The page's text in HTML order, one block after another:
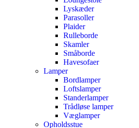
Lyskæder
Parasoller
Plaider
Rulleborde
Skamler
Småborde
Havesofaer
Lamper
Bordlamper
Loftslamper
Standerlamper
Trådløse lamper
Væglamper
Opholdsstue